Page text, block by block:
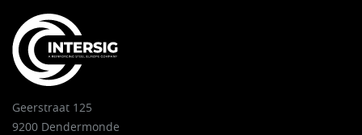
Geerstraat 125
9200 Dendermonde